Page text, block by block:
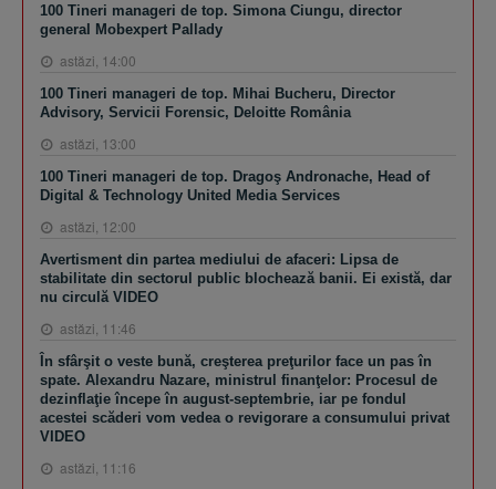
100 Tineri manageri de top. Simona Ciungu, director
general Mobexpert Pallady
astăzi, 14:00
100 Tineri manageri de top. Mihai Bucheru, Director
Advisory, Servicii Forensic, Deloitte România
astăzi, 13:00
100 Tineri manageri de top. Dragoş Andronache, Head of
Digital & Technology United Media Services
astăzi, 12:00
Avertisment din partea mediului de afaceri: Lipsa de
stabilitate din sectorul public blochează banii. Ei există, dar
nu circulă VIDEO
astăzi, 11:46
În sfârşit o veste bună, creşterea preţurilor face un pas în
spate. Alexandru Nazare, ministrul finanţelor: Procesul de
dezinflaţie începe în august-septembrie, iar pe fondul
acestei scăderi vom vedea o revigorare a consumului privat
VIDEO
astăzi, 11:16